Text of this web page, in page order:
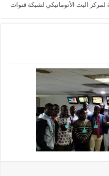
لمركز البث الأتوماتيكي لشبكة قنوات